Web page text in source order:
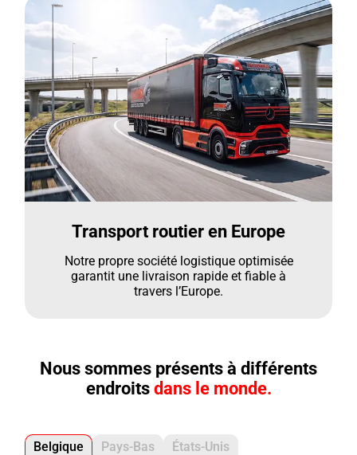
Transport routier en Europe
Notre propre société logistique optimisée
garantit une livraison rapide et fiable à
travers l’Europe.
Nous sommes présents à différents
endroits dans le monde.
Belgique Pays-Bas États-Unis